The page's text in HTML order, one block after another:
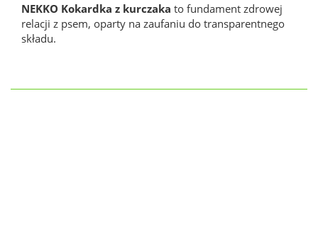
NEKKO Kokardka z kurczaka to fundament zdrowej
relacji z psem, oparty na zaufaniu do transparentnego
składu.